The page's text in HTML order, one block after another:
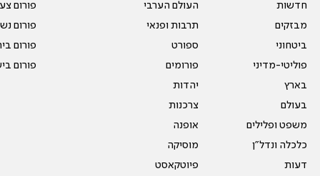
חדשות
מבזקים
ביטחוני
פוליטי-מדיני
בארץ
בעולם
משפט ופלילים
כלכלה ונדל"ן
דעות
העולם הערבי
תרבות ופנאי
ספורט
פורומים
יהדות
צרכנות
אופנה
מוסיקה
פיוטקאסט
פורום
פורום
פורום
פורום